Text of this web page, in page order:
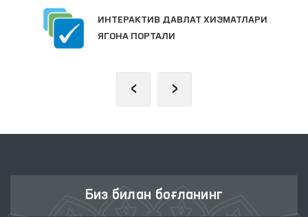
ИНТЕРАКТИВ ДАВЛАТ ХИЗМАТЛАРИ
ЯГОНА ПОРТАЛИ
‹ ›
Биз билан боғланинг